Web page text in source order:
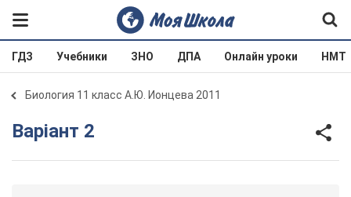
ГДЗ Учебники ЗНО ДПА Онлайн уроки НМТ
Биология 11 класс А.Ю. Ионцева 2011
Варіант 2